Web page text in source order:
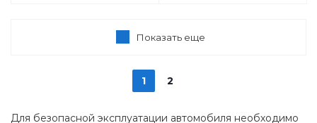
Показать еще
1 2
Для безопасной эксплуатации автомобиля необходимо